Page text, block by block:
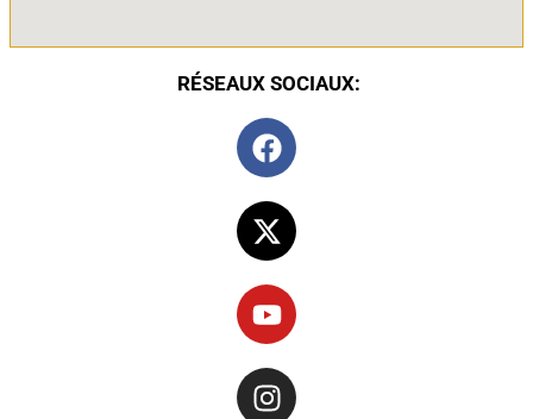
RÉSEAUX SOCIAUX: